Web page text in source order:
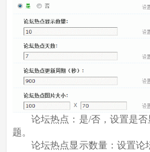
论坛热点：是/否，设置是否
题。
论坛热点显示数量：设置论